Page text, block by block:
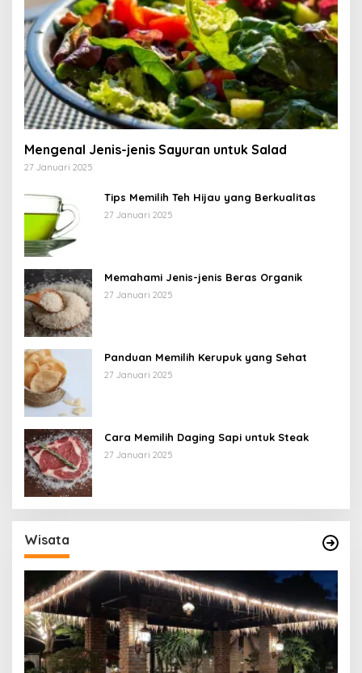
Mengenal Jenis-jenis Sayuran untuk Salad
27 Januari 2025
Tips Memilih Teh Hijau yang Berkualitas
27 Januari 2025
Memahami Jenis-jenis Beras Organik
27 Januari 2025
Panduan Memilih Kerupuk yang Sehat
27 Januari 2025
Cara Memilih Daging Sapi untuk Steak
27 Januari 2025
Wisata